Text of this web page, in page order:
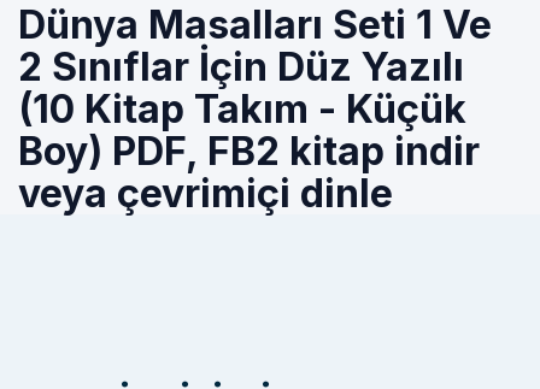
Dünya Masalları Seti 1 Ve
2 Sınıflar İçin Düz Yazılı
(10 Kitap Takım - Küçük
Boy) PDF, FB2 kitap indir
veya çevrimiçi dinle